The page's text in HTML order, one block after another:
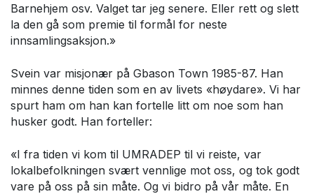
Barnehjem osv. Valget tar jeg senere. Eller rett og slett
la den gå som premie til formål for neste
innsamlingsaksjon.»
Svein var misjonær på Gbason Town 1985-87. Han
minnes denne tiden som en av livets «høydare». Vi har
spurt ham om han kan fortelle litt om noe som han
husker godt. Han forteller:
«I fra tiden vi kom til UMRADEP til vi reiste, var
lokalbefolkningen svært vennlige mot oss, og tok godt
vare på oss på sin måte. Og vi bidro på vår måte. En